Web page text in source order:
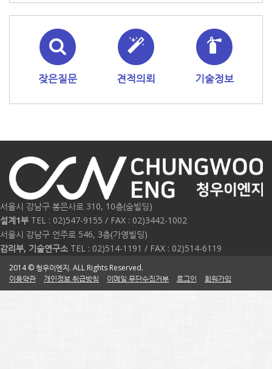
잦은질문 견적의뢰 기술정보
서울시 강남구 봉은사로 310, 10층(숨빌딩)
설계1부TEL : 02)547-9155 / FAX : 02)3442-1002
서울시 강남구 언주로 546, 3층(가영빌딩)
감리부, 기술연구소TEL : 02)514-1191 / FAX : 02)514-6119
2014 © 청우이엔지. ALL Rights Reserved.
이용약관
개인정보 취급방침 이메일 무단수집거부 로그인 회원가입